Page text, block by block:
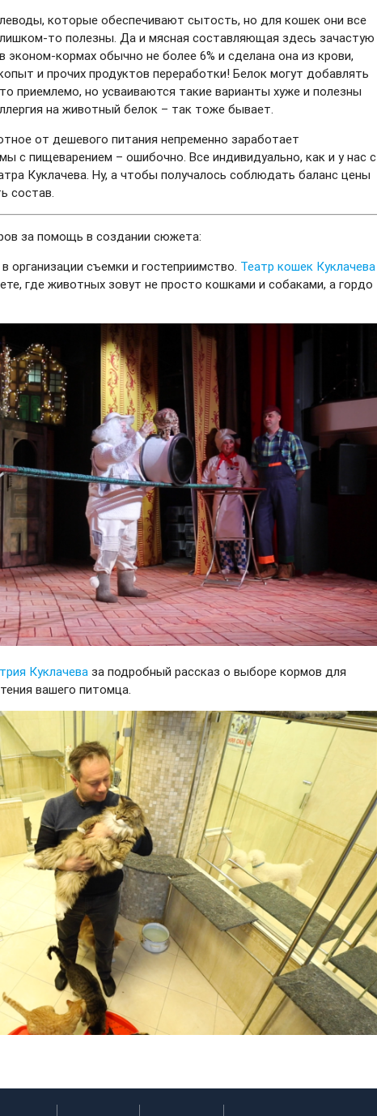
которые обеспечивают сытость, но для кошек они все
то полезны. Да и мясная составляющая здесь зачастую
эконом-кормах обычно не более 6% и сделана она из крови,
и прочих продуктов переработки! Белок могут добавлять
приемлемо, но усваиваются такие варианты хуже и полезны
на животный белок – так тоже бывает.
от дешевого питания непременно заработает
с пищеварением – ошибочно. Все индивидуально, как и у нас с
Куклачева. Ну, а чтобы получалось соблюдать баланс цены
состав.
за помощь в создании сюжета:
организации съемки и гостеприимство. Театр кошек Куклачева
где животных зовут не просто кошками и собаками, а гордо
Куклачева за подробный рассказ о выборе кормов для
вашего питомца.